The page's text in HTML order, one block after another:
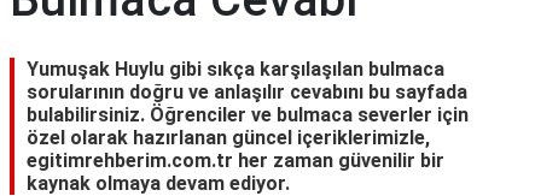
Yumuşak Huylu gibi sıkça karşılaşılan bulmaca
sorularının doğru ve anlaşılır cevabını bu sayfada
bulabilirsiniz. Öğrenciler ve bulmaca severler için
özel olarak hazırlanan güncel içeriklerimizle,
egitimrehberim.com.tr her zaman güvenilir bir
kaynak olmaya devam ediyor.